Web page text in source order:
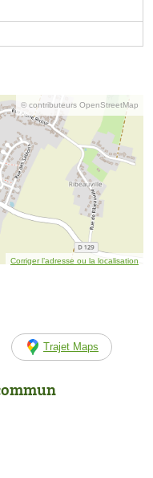
© contributeurs OpenStreetMap
Corriger l’adresse ou la localisation
Trajet Maps